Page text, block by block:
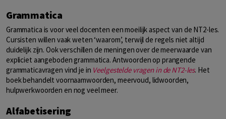
Grammatica
Grammatica is voor veel docenten een moeilijk aspect van de NT2-les.
Cursisten willen vaak weten ‘waarom’, terwijl de regels niet altijd
duidelijk zijn. Ook verschillen de meningen over de meerwaarde van
expliciet aangeboden grammatica. Antwoorden op prangende
grammaticavragen vind je in Veelgestelde vragen in de NT2-les. Het
boek behandelt voornaamwoorden, meervoud, lidwoorden,
hulpwerkwoorden en nog veel meer.
Alfabetisering